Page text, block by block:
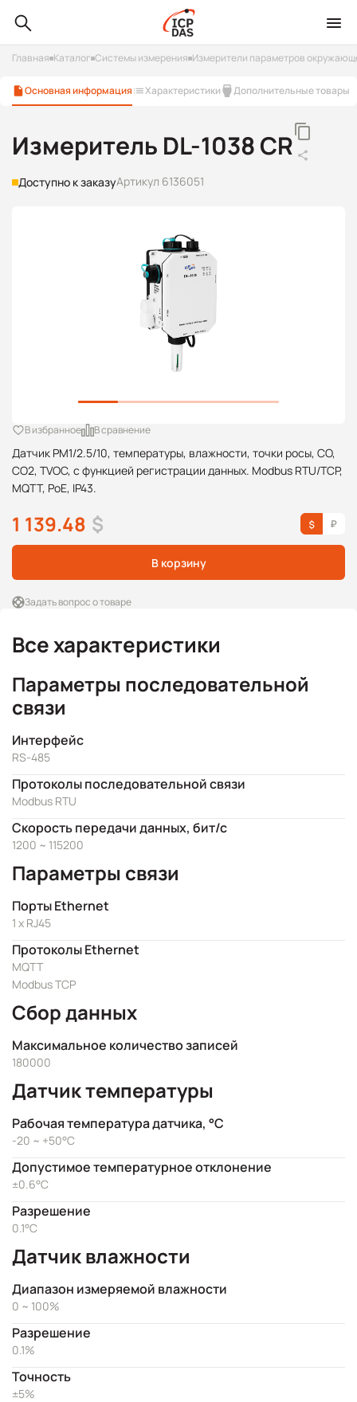
Главная Каталог Системы измерения Измерители параметров
Основная информация Характеристики Дополнительные товары
Измеритель DL-1038 CR
Доступно к заказуАртикул 6136051
Датчик PM1/2.5/10, температуры, влажности, точки росы, CO,
СО2, TVOC, с функцией регистрации данных. Modbus RTU/TCP,
MQTT, PoE, IP43.
В избранное В сравнение
1 139.48 $
В корзину
Задать вопрос о товаре
Все характеристики
Параметры последовательной
связи
Интерфейс
RS-485
Протоколы последовательной связи
Modbus RTU
Скорость передачи данных, бит/с
1200 ~ 115200
Параметры связи
Порты Ethernet
1 x RJ45
Протоколы Ethernet
MQTT
Modbus TCP
Сбор данных
Максимальное количество записей
180000
Датчик температуры
Рабочая температура датчика, °C
-20 ~ +50°C
Допустимое температурное отклонение
±0.6°C
Разрешение
0.1°C
Датчик влажности
Диапазон измеряемой влажности
0 ~ 100%
Разрешение
0.1%
Точность
±5%